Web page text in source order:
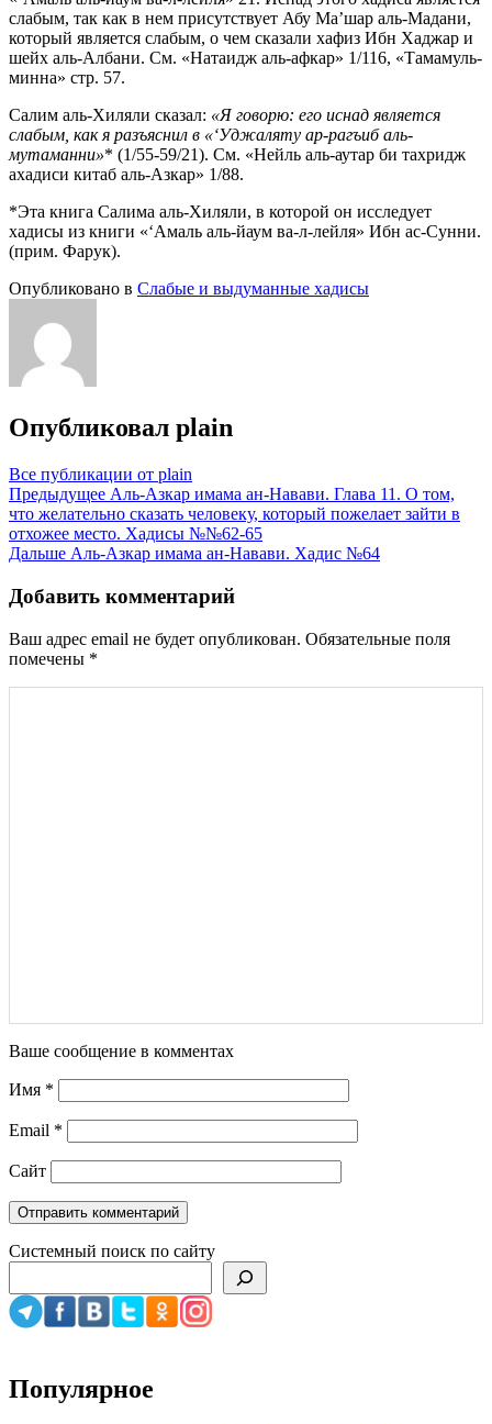
слабым, так как в нем присутствует Абу Ма’шар аль-Мадани,
который является слабым, о чем сказали хафиз Ибн Хаджар и
шейх аль-Албани. См. «Натаидж аль-афкар» 1/116, «Тамамуль-
минна» стр. 57.
Салим аль-Хиляли сказал: «Я говорю: его иснад является
слабым, как я разъяснил в «‘Уджаляту ар-рагъиб аль-
мутаманни»* (1/55-59/21). См. «Нейль аль-аутар би тахридж
ахадиси китаб аль-Азкар» 1/88.
*Эта книга Салима аль-Хиляли, в которой он исследует
хадисы из книги «‘Амаль аль-йаум ва-л-лейля» Ибн ас-Сунни.
(прим. Фарук).
Опубликовано в Слабые и выдуманные хадисы
Опубликовал plain
Все публикации от plain
Навигация
по
записям
Предыдущее Аль-Азкар имама ан-Навави. Глава 11. О том,
что желательно сказать человеку, который пожелает зайти в
отхожее место. Хадисы №№62-65
Дальше Аль-Азкар имама ан-Навави. Хадис №64
Добавить комментарий
Ваш адрес email не будет опубликован. Обязательные поля
помечены *
Ваше сообщение в комментах
Имя *
Email *
Сайт
Системный поиск по сайту
Популярное